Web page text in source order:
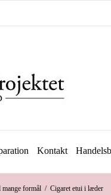
Kontakt
formål / Cigaret etui i læder